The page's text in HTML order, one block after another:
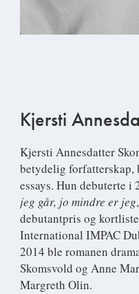
Kjersti
Kjersti Annesdatter
betydelig forfatterskap,
essays. Hun debuterte i
jeg går, jo mindre er jeg
debutantpris og
International IMPAC
2014 ble romanen
Skomsvold og Anne
Margreth Olin.